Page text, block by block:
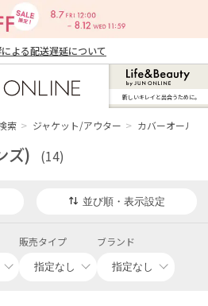
よる配送遅延について
新しいキレイと出合うために。
索 ジャケット/アウター カバーオール (
ズ) (14)
並び順・表示設定
販売タイプ ブランド